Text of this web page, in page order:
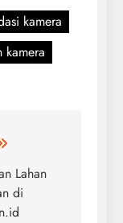
kamera
kamera
Lahan
di